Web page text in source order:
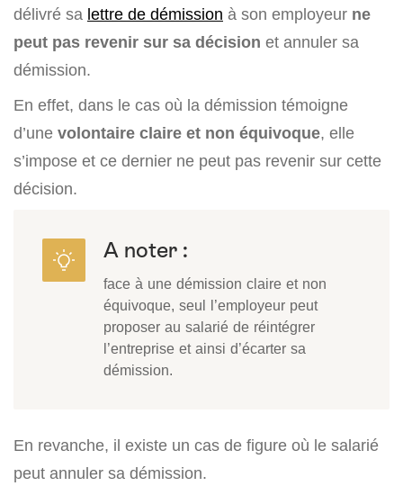
délivré sa lettre de démission à son employeur ne
peut pas revenir sur sa décision et annuler sa
démission.
En effet, dans le cas où la démission témoigne
d’une volontaire claire et non équivoque, elle
s’impose et ce dernier ne peut pas revenir sur cette
décision.
A noter :
face à une démission claire et non
équivoque, seul l’employeur peut
proposer au salarié de réintégrer
l’entreprise et ainsi d’écarter sa
démission.
En revanche, il existe un cas de figure où le salarié
peut annuler sa démission.